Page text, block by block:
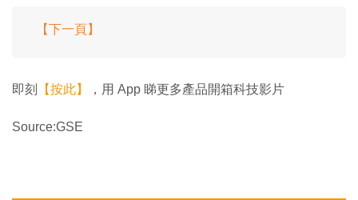
【下一頁】
即刻 【按此】 ，用 App 睇更多產品開箱科技影片
Source:GSE